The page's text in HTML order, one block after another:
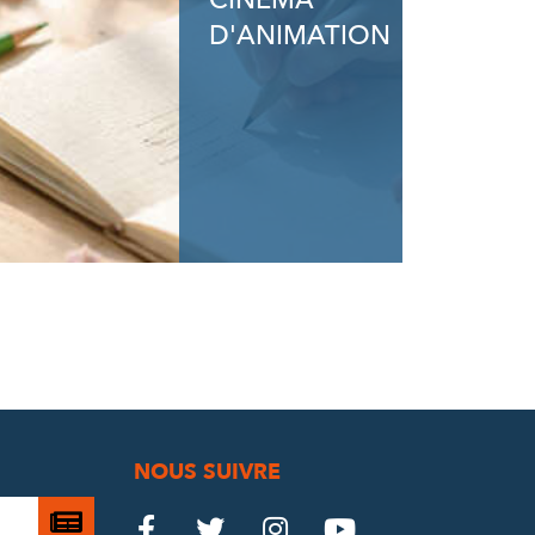
D'ANIMATION
Je
NOUS SUIVRE
   